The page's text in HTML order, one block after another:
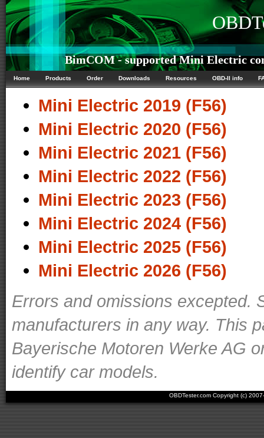
BimCOM - supported Mini Electric
Home Products Order Downloads Resources OBD-II info
Mini Electric 2019 (F56)
Mini Electric 2020 (F56)
Mini Electric 2021 (F56)
Mini Electric 2022 (F56)
Mini Electric 2023 (F56)
Mini Electric 2024 (F56)
Mini Electric 2025 (F56)
Mini Electric 2026 (F56)
Errors and omissions excepted.
manufacturers in any way. This
Bayerische Motoren Werke AG
identify car models.
OBDTester.com Copyright (c)